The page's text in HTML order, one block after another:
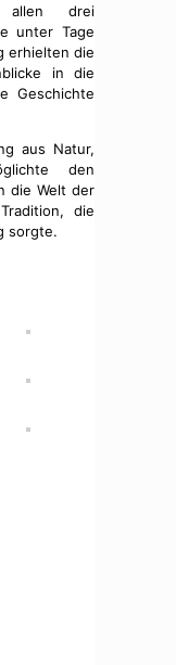
allen drei
unter Tage
erhielten die
in die
Geschichte
aus Natur,
den
die Welt der
die
sorgte.